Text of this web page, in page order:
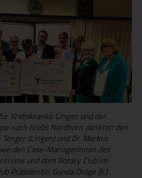
Krebskranke Lingen und der
nach Krebs Nordhorn dankten den
(Lingen) und Dr. Markus
den Case-Managerinnen des
und dem Rotary Club im
Präsidentin Gunda Dröge (li.)